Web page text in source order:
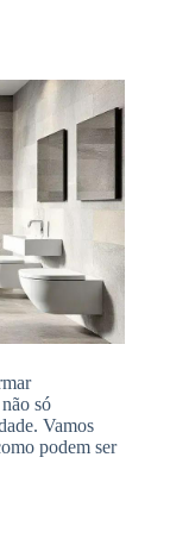
só
Vamos
podem ser